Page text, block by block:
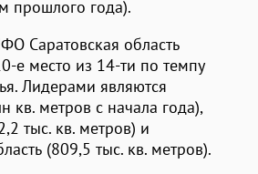
прошлого года).
Саратовская область
е место из 14-ти по темпу
Лидерами являются
кв. метров с начала года),
тыс. кв. метров) и
(809,5 тыс. кв. метров).